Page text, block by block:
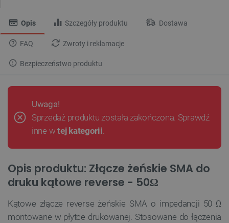
Opis Szczegóły produktu Dostawa
FAQ Zwroty i reklamacje
Bezpieczeństwo produktu
Uwaga!
Sprzedaż produktu została zakończona. Sprawdź
inne wtej kategorii.
Opis produktu: Złącze żeńskie SMA do
druku kątowe reverse - 50Ω
Kątowe złącze reverse żeńskie SMA o impedancji 50 Ω
montowane w płytce drukowanej. Stosowane do łączenia